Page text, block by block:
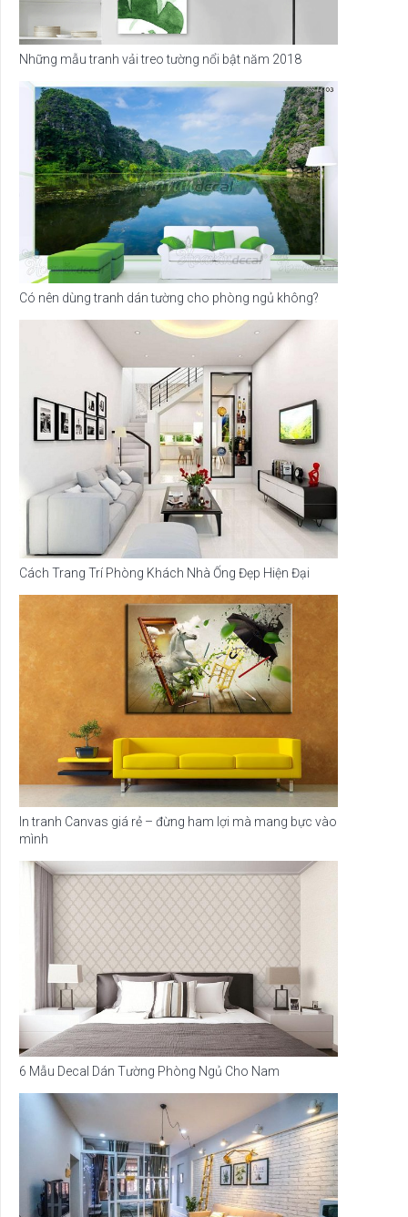
Những mẫu tranh vải treo tường nổi bật năm 2018
Có nên dùng tranh dán tường cho phòng ngủ không?
Cách Trang Trí Phòng Khách Nhà Ống Đẹp Hiện Đại
In tranh Canvas giá rẻ – đừng ham lợi mà mang bực vào
mình
6 Mẫu Decal Dán Tường Phòng Ngủ Cho Nam